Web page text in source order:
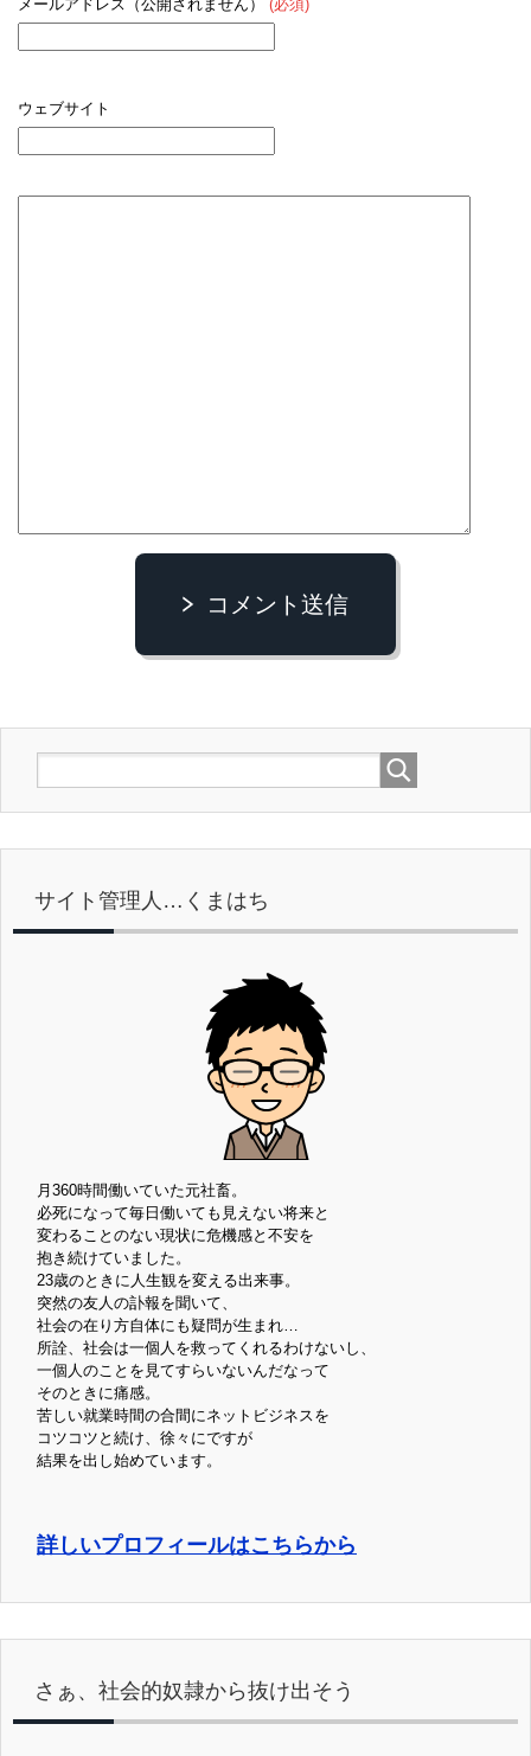
メールアドレス（公開されません） (必須)
ウェブサイト
コメント送信
サイト管理人…くまはち
月360時間働いていた元社畜。
必死になって毎日働いても見えない将来と
変わることのない現状に危機感と不安を
抱き続けていました。
23歳のときに人生観を変える出来事。
突然の友人の訃報を聞いて、
社会の在り方自体にも疑問が生まれ…
所詮、社会は一個人を救ってくれるわけないし、
一個人のことを見てすらいないんだなって
そのときに痛感。
苦しい就業時間の合間にネットビジネスを
コツコツと続け、徐々にですが
結果を出し始めています。
詳しいプロフィールはこちらから
さぁ、社会的奴隷から抜け出そう